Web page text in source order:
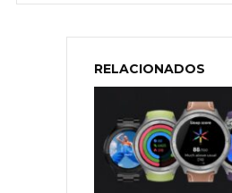
RELACIONADOS